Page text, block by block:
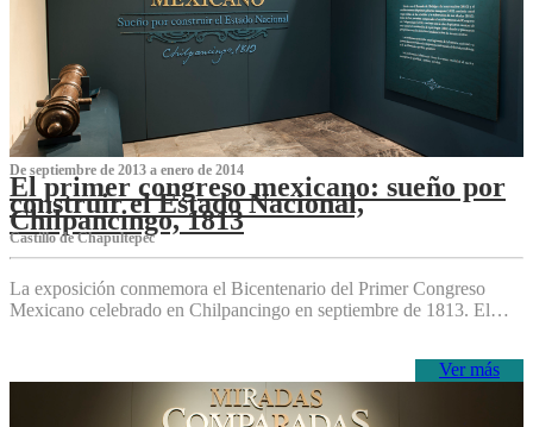
De septiembre de 2013 a enero de 2014
El primer congreso mexicano: sueño por
construir el Estado Nacional,
Chilpancingo, 1813
Castillo de Chapultepec
La exposición conmemora el Bicentenario del Primer Congreso
Mexicano celebrado en Chilpancingo en septiembre de 1813. El…
Ver más